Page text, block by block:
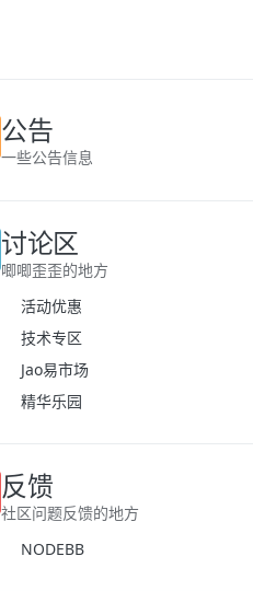
公告
讨论区
唧唧歪歪的地方
活动优惠
技术专区
Jao易市场
反馈
社区问题反馈的地方